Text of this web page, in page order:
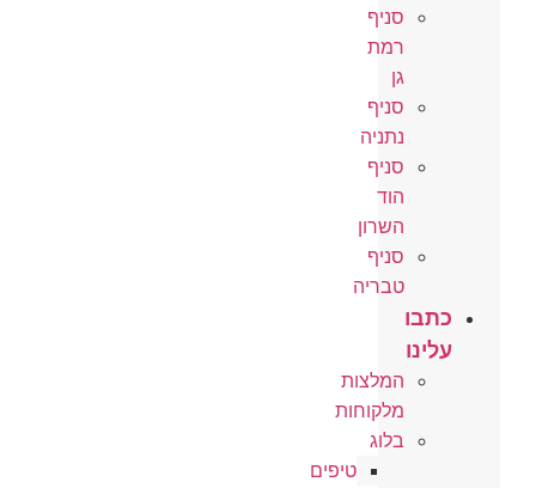
סניף
רמת
גן
סניף
נתניה
סניף
הוד
השרון
סניף
טבריה
כתבו
עלינו
המלצות
מלקוחות
בלוג
טיפים